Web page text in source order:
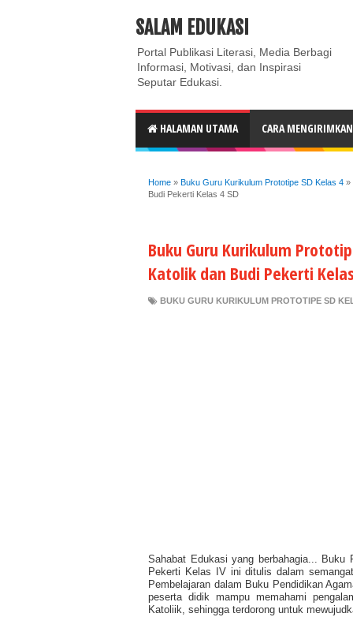
ABOUT CONTACT US
SALAM EDUKASI
Portal Publikasi Literasi, Media Berbagi
Informasi, Motivasi, dan Inspirasi
Seputar Edukasi.
HALAMAN UTAMA CARA
Home » Buku Guru Kurikulum Prototipe SD Kelas 4 »
Budi Pekerti Kelas 4 SD
Buku Guru Kurikulum
Katolik dan Budi Pekerti
BUKU GURU KURIKULUM PROTOTIPE SD
Sahabat Edukasi yang berbahagia... Buku
Pekerti Kelas IV ini ditulis dalam
Pembelajaran dalam Buku Pendidikan
peserta didik mampu memahami
Katoliik, sehingga terdorong untuk